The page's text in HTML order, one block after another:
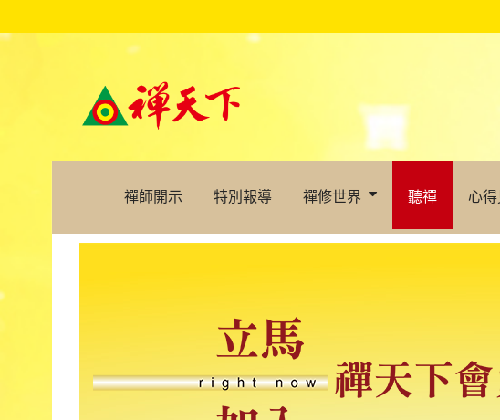
禪師開示 特別報導 禪修世界 聽禪 心